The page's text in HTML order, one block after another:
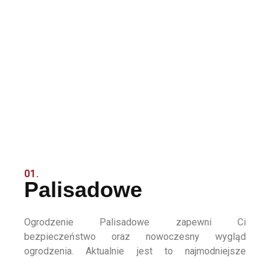
01.
Palisadowe
Ogrodzenie Palisadowe zapewni Ci
bezpieczeństwo oraz nowoczesny wygląd
ogrodzenia. Aktualnie jest to najmodniejsze